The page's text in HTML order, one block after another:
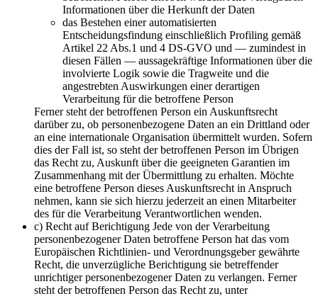
Informationen über die Herkunft der Daten
das Bestehen einer automatisierten
Entscheidungsfindung einschließlich Profiling gemäß
Artikel 22 Abs.1 und 4 DS-GVO und — zumindest in
diesen Fällen — aussagekräftige Informationen über die
involvierte Logik sowie die Tragweite und die
angestrebten Auswirkungen einer derartigen
Verarbeitung für die betroffene Person
Ferner steht der betroffenen Person ein Auskunftsrecht
darüber zu, ob personenbezogene Daten an ein Drittland oder
an eine internationale Organisation übermittelt wurden. Sofern
dies der Fall ist, so steht der betroffenen Person im Übrigen
das Recht zu, Auskunft über die geeigneten Garantien im
Zusammenhang mit der Übermittlung zu erhalten. Möchte
eine betroffene Person dieses Auskunftsrecht in Anspruch
nehmen, kann sie sich hierzu jederzeit an einen Mitarbeiter
des für die Verarbeitung Verantwortlichen wenden.
c) Recht auf Berichtigung Jede von der Verarbeitung
personenbezogener Daten betroffene Person hat das vom
Europäischen Richtlinien- und Verordnungsgeber gewährte
Recht, die unverzügliche Berichtigung sie betreffender
unrichtiger personenbezogener Daten zu verlangen. Ferner
steht der betroffenen Person das Recht zu, unter